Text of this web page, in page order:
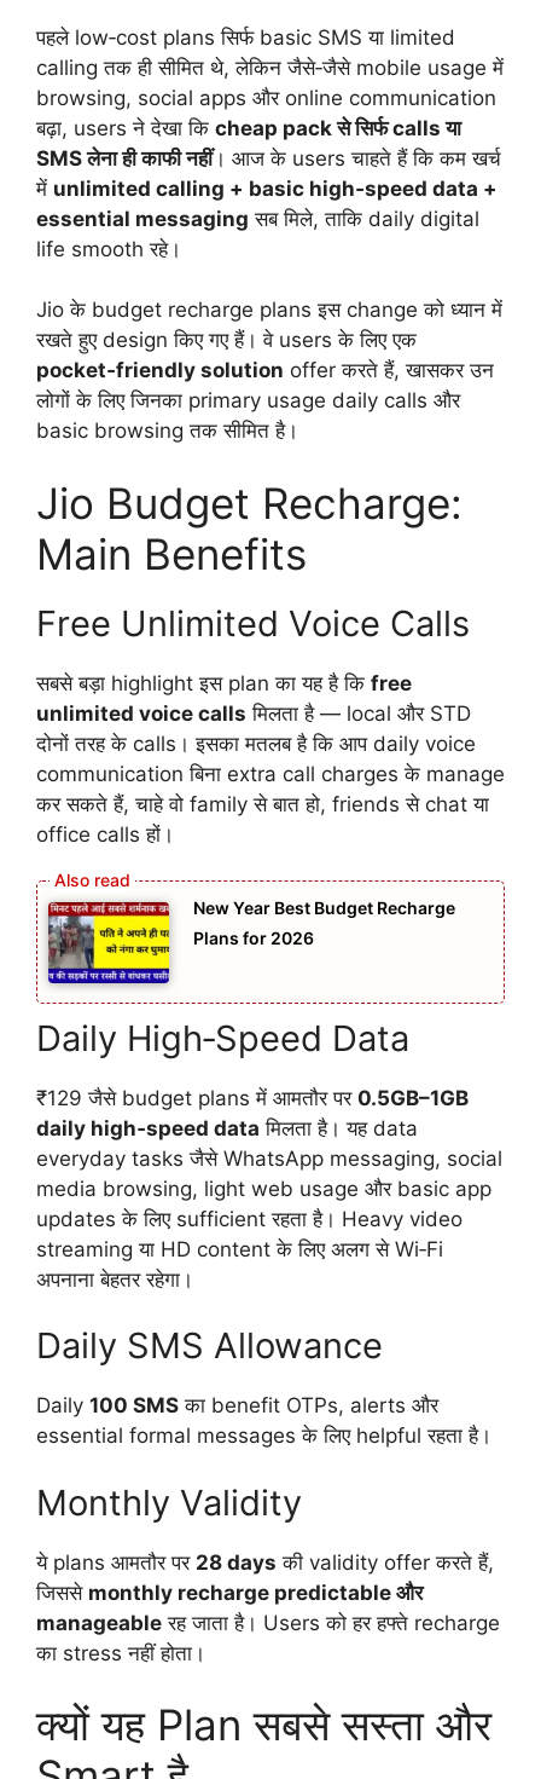
पहले low‑cost plans सिर्फ basic SMS या limited
calling तक ही सीमित थे, लेकिन जैसे‑जैसे mobile usage में
browsing, social apps और online communication
बढ़ा, users ने देखा कि cheap pack से सिर्फ calls या
SMS लेना ही काफी नहीं। आज के users चाहते हैं कि कम खर्च
में unlimited calling + basic high‑speed data +
essential messaging सब मिले, ताकि daily digital
life smooth रहे।
Jio के budget recharge plans इस change को ध्यान में
रखते हुए design किए गए हैं। वे users के लिए एक
pocket‑friendly solution offer करते हैं, खासकर उन
लोगों के लिए जिनका primary usage daily calls और
basic browsing तक सीमित है।
Jio Budget Recharge:
Main Benefits
Free Unlimited Voice Calls
सबसे बड़ा highlight इस plan का यह है कि free
unlimited voice calls मिलता है — local और STD
दोनों तरह के calls। इसका मतलब है कि आप daily voice
communication बिना extra call charges के manage
कर सकते हैं, चाहे वो family से बात हो, friends से chat या
office calls हों।
New Year Best Budget Recharge
Plans for 2026
Daily High‑Speed Data
₹129 जैसे budget plans में आमतौर पर 0.5GB–1GB
daily high‑speed data मिलता है। यह data
everyday tasks जैसे WhatsApp messaging, social
media browsing, light web usage और basic app
updates के लिए sufficient रहता है। Heavy video
streaming या HD content के लिए अलग से Wi‑Fi
अपनाना बेहतर रहेगा।
Daily SMS Allowance
Daily 100 SMS का benefit OTPs, alerts और
essential formal messages के लिए helpful रहता है।
Monthly Validity
ये plans आमतौर पर 28 days की validity offer करते हैं,
जिससे monthly recharge predictable और
manageable रह जाता है। Users को हर हफ्ते recharge
का stress नहीं होता।
क्यों यह Plan सबसे सस्ता और